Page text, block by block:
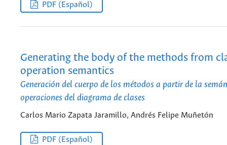
PDF (Español)
Generating the body of the methods from
operation semantics
Generación del cuerpo de los métodos a partir de la
operaciones del diagrama de clases
Carlos Mario Zapata Jaramillo, Andrés Felipe Muñetón
PDF (Español)